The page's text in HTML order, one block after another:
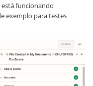
funcionando
exemplo para testes